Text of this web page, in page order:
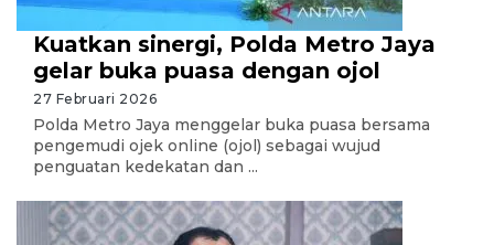
Kuatkan sinergi, Polda Metro Jaya
gelar buka puasa dengan ojol
27 Februari 2026
Polda Metro Jaya menggelar buka puasa bersama
pengemudi ojek online (ojol) sebagai wujud
penguatan kedekatan dan ...